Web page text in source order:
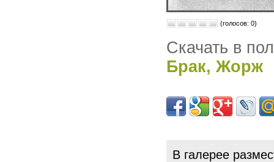
(голосов: 0)
Скачать в
Брак, Жорж
В галерее